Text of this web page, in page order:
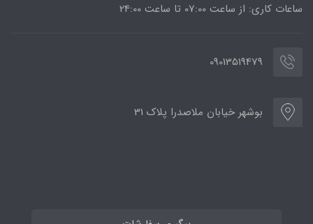
ساعات کاری: از ساعت 07:00 تا ساعت 24:00
09013519479
بوشهر خیابان ملاصدرا پلاک 31